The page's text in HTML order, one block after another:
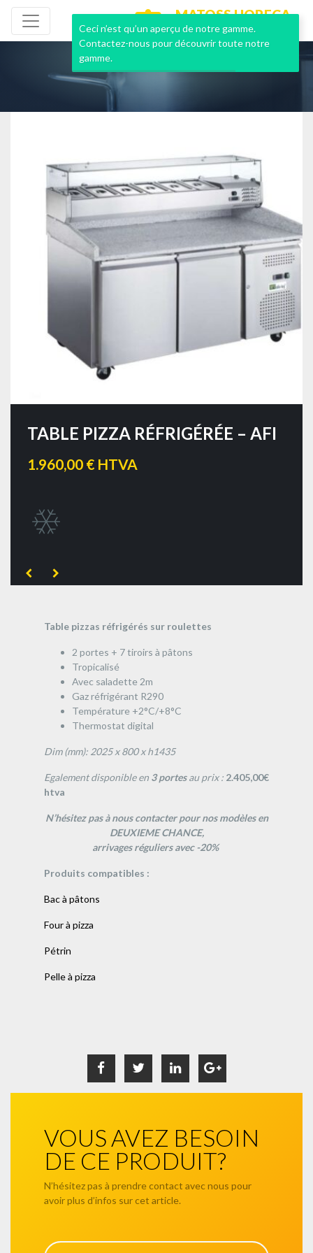
MATOSS HORECA
NEUF & OCCASION
TABLE PIZZA RÉFRIGÉRÉE – AFI
1.960,00 € HTVA
Table pizzas réfrigérés sur roulettes
2 portes + 7 tiroirs à pâtons
Tropicalisé
Avec saladette 2m
Gaz réfrigérant R290
Température +2°C/+8°C
Thermostat digital
Dim (mm): 2025 x 800 x h1435
Egalement disponible en 3 portesau prix : 2.405,00€
htva
N’hésitez pas à nous contacter pour nos modèles en
DEUXIEME CHANCE,
arrivages réguliers avec -20%
Produits compatibles :
Bac à pâtons
Four à pizza
Pétrin
Pelle à pizza
VOUS AVEZ BESOIN
DE CE PRODUIT?
N’hésitez pas à prendre contact avec nous pour
avoir plus d’infos sur cet article.
Ceci n’est qu’un aperçu de notre gamme.
Contactez-nous pour découvrir toute notre
gamme.